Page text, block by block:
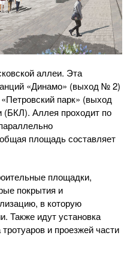
аллеи. Эта
«Динамо» (выход № 2)
парк» (выход
Аллея проходит по
площадь составляет
площадки,
покрытия и
в которую
Также идут установка
и проезжей части